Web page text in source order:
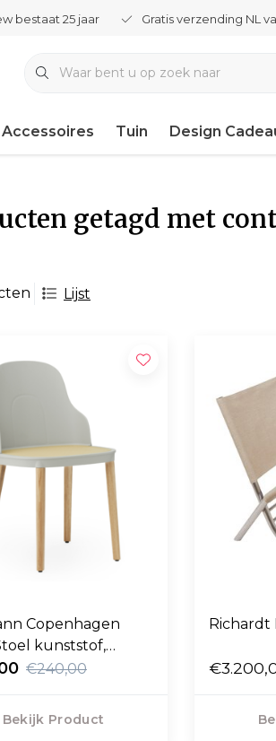
bestaat 25 jaar Gratis verzending NL
Accessoires Tuin Design
getagd met
Lijst
Copenhagen
kunststof,
, eiken poten
€240,00
Bekijk Product
Richardt